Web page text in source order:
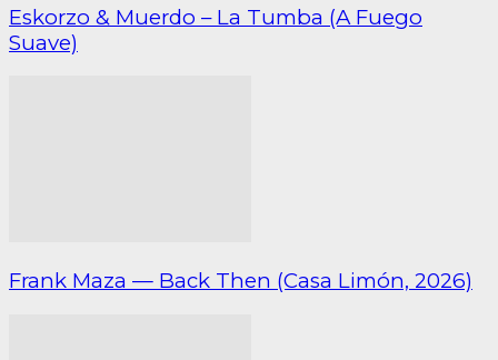
Eskorzo & Muerdo – La Tumba (A Fuego
Suave)
Frank Maza — Back Then (Casa Limón, 2026)